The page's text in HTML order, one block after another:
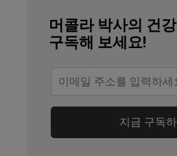
Hyperbaric Medical
머콜라 박사의 건
구독해 보세요!
지금 구독